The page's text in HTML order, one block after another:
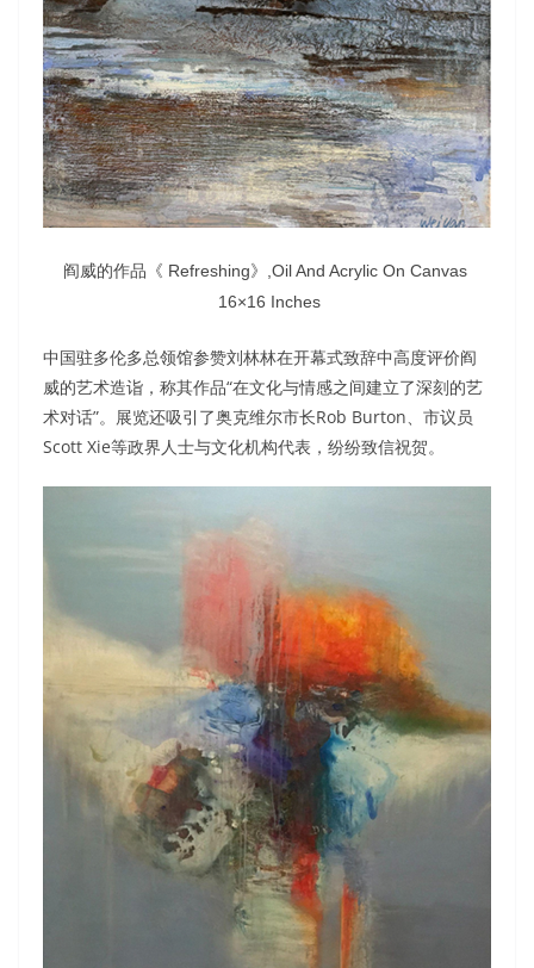
阎威的作品《 Refreshing》,Oil And Acrylic On Canvas
16×16 Inches
中国驻多伦多总领馆参赞刘林林在开幕式致辞中高度评价阎
威的艺术造诣，称其作品“在文化与情感之间建立了深刻的艺
术对话”。展览还吸引了奥克维尔市长Rob Burton、市议员
Scott Xie等政界人士与文化机构代表，纷纷致信祝贺。